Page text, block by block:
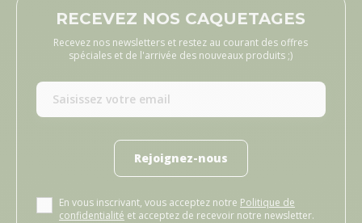
RECEVEZ NOS CAQUETAGES
Recevez nos newsletters et restez au courant des offres
spéciales et de l'arrivée des nouveaux produits ;)
Rejoignez-nous
En vous inscrivant, vous acceptez notre Politique de
confidentialité et acceptez de recevoir notre newsletter.